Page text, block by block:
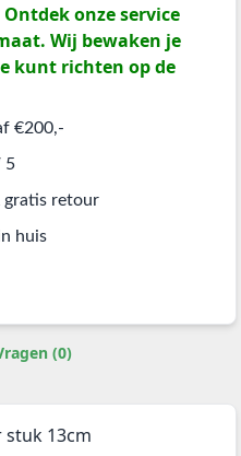
onze service
Wij bewaken je
kunt richten op de
€200,-
5
gratis retour
huis
(0)
13cm